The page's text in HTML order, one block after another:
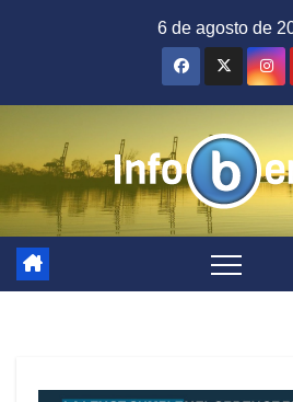
6 de agosto de